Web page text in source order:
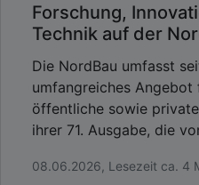
Forschung,
Technik auf der
Die NordBau umfasst
umfangreiches Angebot
öffentliche sowie
ihrer 71. Ausgabe, die
08.06.2026, Lesezeit ca. 4